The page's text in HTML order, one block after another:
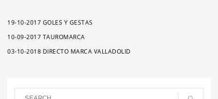
19-10-2017 GOLES Y GESTAS
10-09-2017 TAUROMARCA
03-10-2018 DIRECTO MARCA VALLADOLID